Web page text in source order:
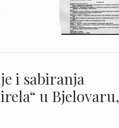
i sabiranja
u Bjelovaru,